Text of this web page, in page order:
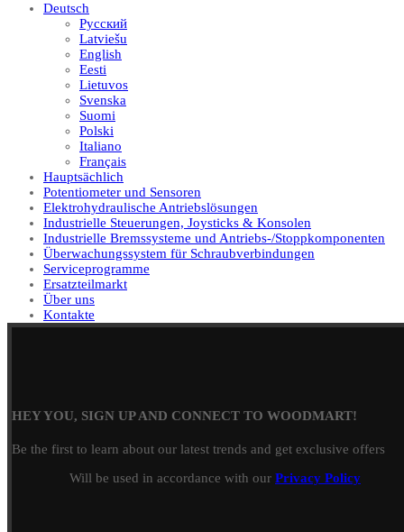
Deutsch
Русский
Latviešu
English
Eesti
Lietuvos
Svenska
Suomi
Polski
Italiano
Français
Hauptsächlich
Potentiometer und Sensoren
Elektrohydraulische Antriebslösungen
Industrielle Steuerungen, Joysticks & Konsolen
Industrielle Bremssysteme und Antriebs-/Stoppkomponenten
Überwachungssystem für Schraubverbindungen
Serviceprogramme
Ersatzteilmarkt
Über uns
Kontakte
HEY YOU, SIGN UP AND CONNECT TO WOODMART!
Be the first to learn about our latest trends and get exclusive offers
Will be used in accordance with our Privacy Policy